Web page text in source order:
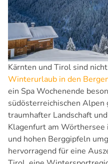
Kärnten und Tirol sind
Winterurlaub in den
ein Spa Wochenende
südösterreichischen
traumhafter Landschaft
Klagenfurt am
und hohen Berggipfeln
hervorragend für eine